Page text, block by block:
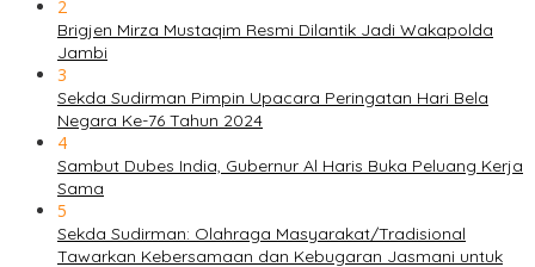
2
Brigjen Mirza Mustaqim Resmi Dilantik Jadi Wakapolda
Jambi
3
Sekda Sudirman Pimpin Upacara Peringatan Hari Bela
Negara Ke-76 Tahun 2024
4
Sambut Dubes India, Gubernur Al Haris Buka Peluang Kerja
Sama
5
Sekda Sudirman: Olahraga Masyarakat/Tradisional
Tawarkan Kebersamaan dan Kebugaran Jasmani untuk